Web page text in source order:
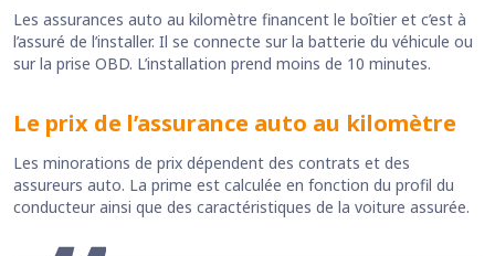
Les assurances auto au kilomètre financent le boîtier et c’est à
l’assuré de l’installer. Il se connecte sur la batterie du véhicule ou
sur la prise OBD. L’installation prend moins de 10 minutes.
Le prix de l’assurance auto au kilomètre
Les minorations de prix dépendent des contrats et des
assureurs auto. La prime est calculée en fonction du profil du
conducteur ainsi que des caractéristiques de la voiture assurée.